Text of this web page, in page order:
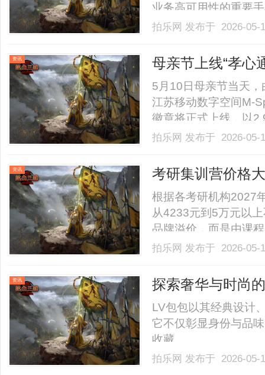
业务高可用性的重要
部署云主机，实现了
的跨Region容灾切换
拍乐网 发布于 2026-
资讯
母亲节上线“孝心
添新实践
5月10日母亲节当天
江苏移动数字空间M-
徽章将正式上线，以
份，为数字时代孝文
又一次落地实践。作
拍乐网 发布于 2026-
资讯
考研集训营价格
案？
根据各考研机构2027
从4233元到5万元以
品牌溢价，而是由课
本文基于官方公开数
几千块的短期集训：
拍乐网 发布于 2026-
资讯
探索奢华与时尚
解析
LV包包以其经典设计
它不仅彰显身份与品
收藏。......
拍乐网 发布于 2026-